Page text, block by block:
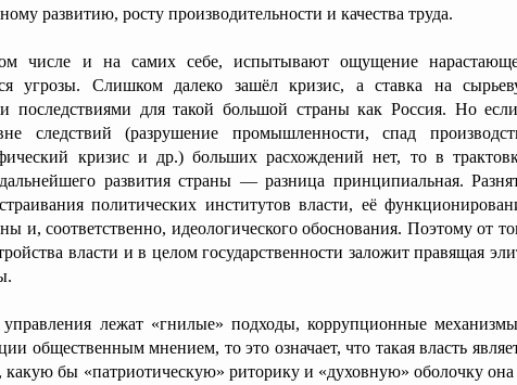
развитию, росту производительности и качества труда.
числе и на самих себе, испытывают ощущение
угрозы. Слишком далеко зашёл кризис, а ставка на
последствиями для такой большой страны как Россия. Но
следствий (разрушение промышленности, спад
кризис и др.) больших расхождений нет, то в
развития страны — разница принципиальная.
политических институтов власти, её
и, соответственно, идеологического обоснования. Поэтому от
власти и в целом государственности заложит правящая
управления лежат «гнилые» подходы, коррупционные
общественным мнением, то это означает, что такая власть
бы «патриотическую» риторику и «духовную» оболочку она